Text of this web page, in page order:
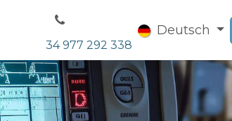
Sie uns
34 977 292 338
Deutsch